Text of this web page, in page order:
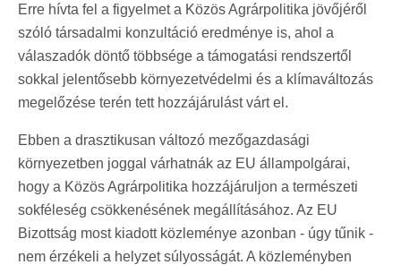
Erre hívta fel a figyelmet a Közös Agrárpolitika jövőjéről
szóló társadalmi konzultáció eredménye is, ahol a
válaszadók döntő többsége a támogatási rendszertől
sokkal jelentősebb környezetvédelmi és a klímaváltozás
megelőzése terén tett hozzájárulást várt el.
Ebben a drasztikusan változó mezőgazdasági
környezetben joggal várhatnák az EU állampolgárai,
hogy a Közös Agrárpolitika hozzájáruljon a természeti
sokféleség csökkenésének megállításához. Az EU
Bizottság most kiadott közleménye azonban - úgy tűnik -
nem érzékeli a helyzet súlyosságát. A közleményben